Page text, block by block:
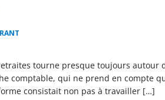
tourne presque toujours autour
comptable, qui ne prend en compte
consistait non pas à travailler […]